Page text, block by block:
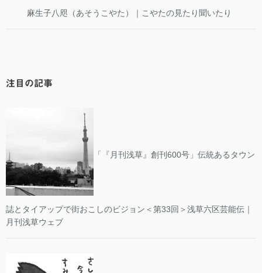
麻生子八咫（あそうこやた）｜こやたの見たり聞いたり
注目の記事
「『月刊浅草』創刊600号」伝統あるタウン
誌とタイアップで街おこしのビジョン＜第33回＞浅草六区芸能伝｜
月刊浅草ウェブ